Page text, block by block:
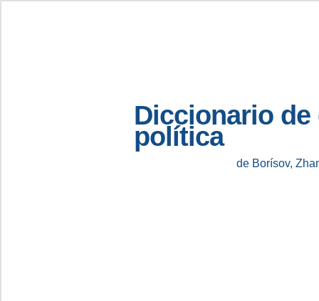
Diccionario de
política
de Borísov,